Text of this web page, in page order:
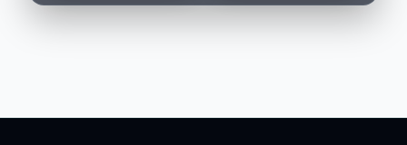
戏份。故事围绕当代